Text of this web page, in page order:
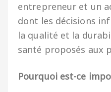
entrepreneur et un
dont les décisions
la qualité et la
santé proposés aux
Pourquoi est-ce